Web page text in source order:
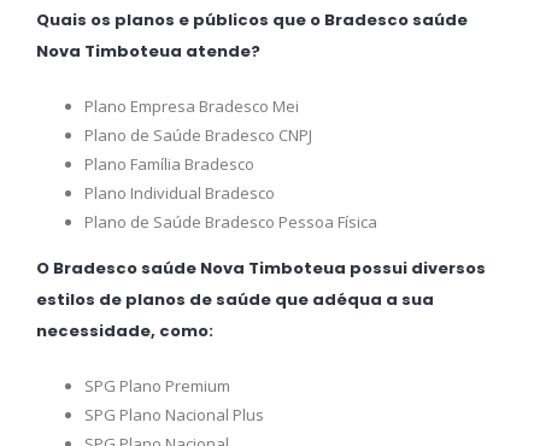
Quais os planos e públicos que o Bradesco saúde
Nova Timboteua atende?
Plano Empresa Bradesco Mei
Plano de Saúde Bradesco CNPJ
Plano Família Bradesco
Plano Individual Bradesco
Plano de Saúde Bradesco Pessoa Física
O Bradesco saúde Nova Timboteua possui diversos
estilos de planos de saúde que adéqua a sua
necessidade, como:
SPG Plano Premium
SPG Plano Nacional Plus